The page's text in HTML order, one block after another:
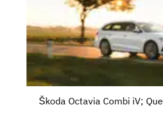
Škoda Octavia Combi iV;